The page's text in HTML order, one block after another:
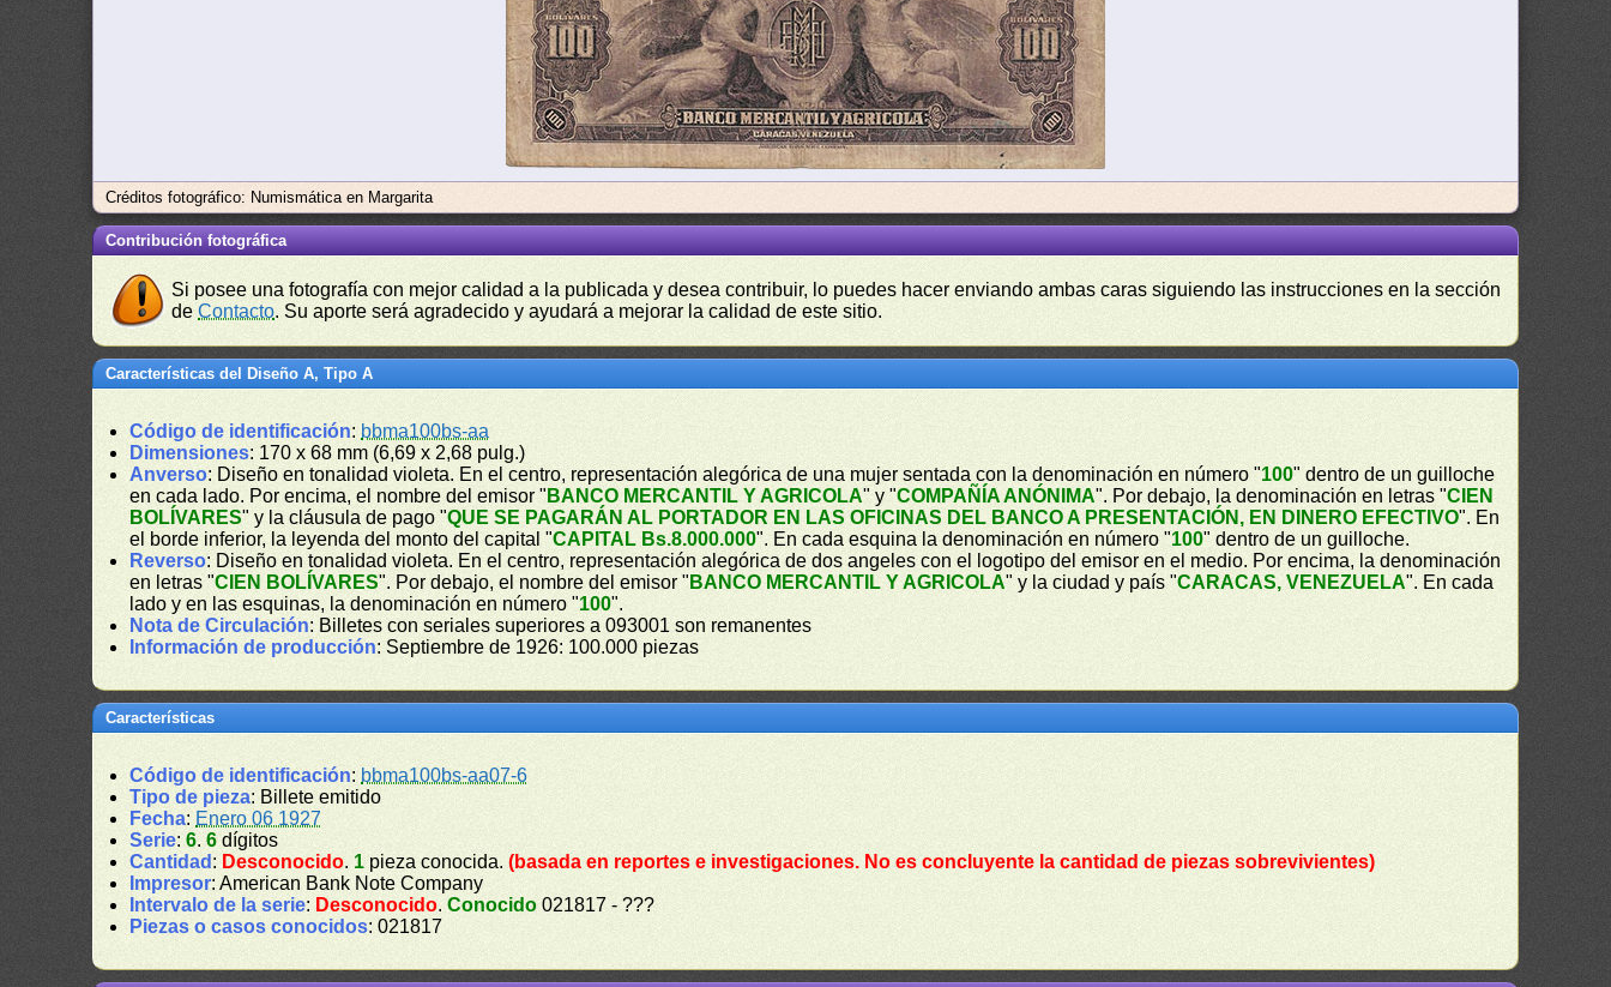
Créditos fotográfico: Numismática en Margarita
Contribución fotográfica
Si posee una fotografía con mejor calidad a la publicada y desea contribuir, lo puedes hacer enviando ambas caras siguiendo las instrucciones en la sección
deContacto. Su aporte será agradecido y ayudará a mejorar la calidad de este sitio.
Características del Diseño A, Tipo A
Código de identificación: bbma100bs-aa
Dimensiones: 170 x 68 mm (6,69 x 2,68 pulg.)
Anverso: Diseño en tonalidad violeta. En el centro, representación alegórica de una mujer sentada con la denominación en número "100" dentro de un guilloche
en cada lado. Por encima, el nombre del emisor " BANCO MERCANTIL Y AGRICOLA" y "COMPAÑÍA ANÓNIMA". Por debajo, la denominación en letras "CIEN
BOLÍVARES" y la cláusula de pago "QUE SE PAGARÁN AL PORTADOR EN LAS OFICINAS DEL BANCO A PRESENTACIÓN, EN DINERO EFECTIVO". En
el borde inferior, la leyenda del monto del capital "CAPITAL Bs.8.000.000". En cada esquina la denominación en número "100" dentro de un guilloche.
Reverso: Diseño en tonalidad violeta. En el centro, representación alegórica de dos angeles con el logotipo del emisor en el medio. Por encima, la denominación
en letras "CIEN BOLÍVARES". Por debajo, el nombre del emisor " BANCO MERCANTIL Y AGRICOLA" y la ciudad y país "CARACAS, VENEZUELA". En cada
lado y en las esquinas, la denominación en número "100".
Nota de Circulación: Billetes con seriales superiores a 093001 son remanentes
Información de producción: Septiembre de 1926: 100.000 piezas
Características
Código de identificación: bbma100bs-aa07-6
Tipo de pieza: Billete emitido
Fecha: Enero 06 1927
Serie:6.6 dígitos
Cantidad : Desconocido. 1 pieza conocida.(basada en reportes e investigaciones. No es concluyente la cantidad de piezas sobrevivientes)
Impresor: American Bank Note Company
Intervalo de la serie: Desconocido.Conocido 021817 - ???
Piezas o casos conocidos: 021817